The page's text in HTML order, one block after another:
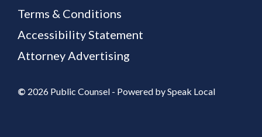
Terms & Conditions
Accessibility Statement
Attorney Advertising
© 2026 Public Counsel - Powered bySpeak Local